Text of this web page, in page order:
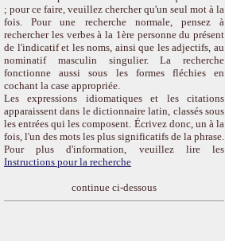
; pour ce faire, veuillez chercher qu'un seul mot à la
fois. Pour une recherche normale, pensez à
rechercher les verbes à la 1ère personne du présent
de l'indicatif et les noms, ainsi que les adjectifs, au
nominatif masculin singulier. La recherche
fonctionne aussi sous les formes fléchies en
cochant la case appropriée.
Les expressions idiomatiques et les citations
apparaissent dans le dictionnaire latin, classés sous
les entrées qui les composent. Écrivez donc, un à la
fois, l'un des mots les plus significatifs de la phrase.
Pour plus d'information, veuillez lire les
Instructions pour la recherche
continue ci-dessous